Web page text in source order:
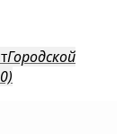
Городской